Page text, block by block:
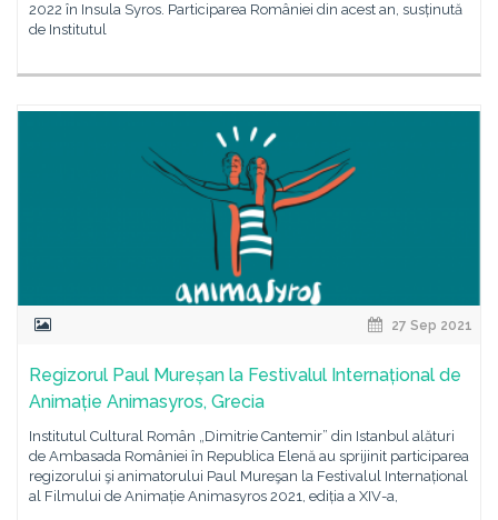
2022 în Insula Syros. Participarea României din acest an, susținută
de Institutul
27 Sep 2021
Regizorul Paul Mureșan la Festivalul Internațional de
Animație Animasyros, Grecia
Institutul Cultural Român „Dimitrie Cantemir” din Istanbul alături
de Ambasada României în Republica Elenă au sprijinit participarea
regizorului şi animatorului Paul Mureşan la Festivalul Internațional
al Filmului de Animație Animasyros 2021, ediția a XIV-a,